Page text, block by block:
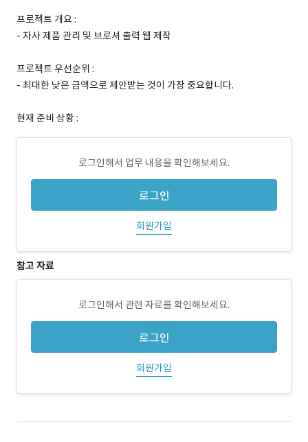
프로젝트 개요 :
- 자사 제품 관리 및 브로셔 출력 웹 제작
프로젝트 우선순위 :
- 최대한 낮은 금액으로 제안받는 것이 가장 중요합니다.
현재 준비 상황 :
로그인해서 업무 내용을 확인해보세요.
로그인
회원가입
참고 자료
로그인해서 관련 자료를 확인해보세요.
로그인
회원가입